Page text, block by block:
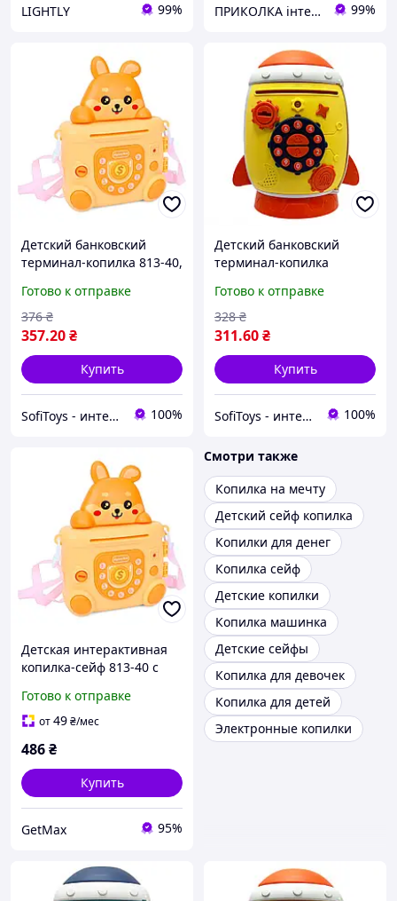
LIGHTLY 99% ПРИКОЛКА інтернет-магазин 99%
Детский банковский
терминал-копилка 813-40,
купюр, ключ, звуковые
эффекты
Готово к отправке
357.20₴
376 ₴
Купить
SofiToys - интернет-магазин детских игрушек в Украине 100%
Детский банковский
терминал-копилка
звуковые эффекты, звуки
животных, желтый
Готово к отправке
311.60₴
328 ₴
Купить
SofiToys - интернет-магазин детских игрушек в Украине 100%
Детская интерактивная
копилка-сейф 813-40 с
и автозатягиванием
купюр
Готово к отправке
от49₴/мес
486₴
Купить
GetMax 95%
Смотри также
Копилка на мечту
Детский сейф копилка
Копилки для денег
Копилка сейф
Детские копилки
Копилка машинка
Детские сейфы
Копилка для девочек
Копилка для детей
Электронные копилки